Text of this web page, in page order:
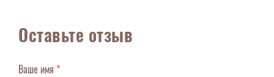
Оставьте отзыв
Ваше имя *